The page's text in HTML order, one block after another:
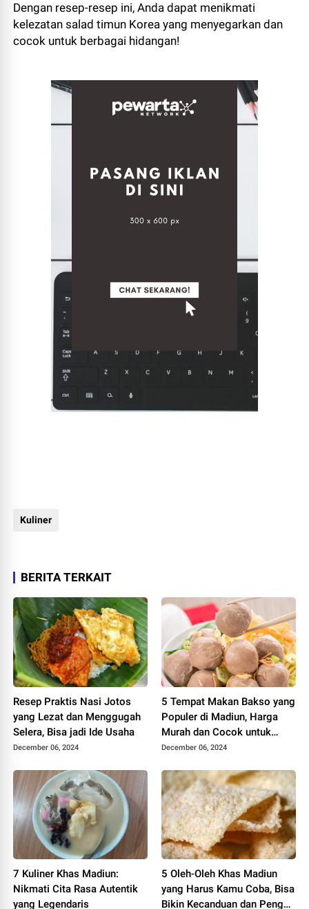
Dengan resep-resep ini, Anda dapat menikmati
kelezatan salad timun Korea yang menyegarkan dan
cocok untuk berbagai hidangan!
Kuliner
BERITA TERKAIT
Resep Praktis Nasi Jotos
yang Lezat dan Menggugah
Selera, Bisa jadi Ide Usaha
December 06, 2024
5 Tempat Makan Bakso yang
Populer di Madiun, Harga
Murah dan Cocok untuk
Semua Lidah
December 06, 2024
7 Kuliner Khas Madiun:
Nikmati Cita Rasa Autentik
yang Legendaris
5 Oleh-Oleh Khas Madiun
yang Harus Kamu Coba, Bisa
Bikin Kecanduan dan Pengen